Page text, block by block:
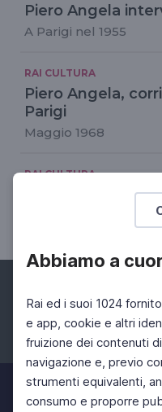
Abbiamo a
Rai ed i suoi 1024
e app, cookie e altri
fruizione dei contenuti
navigazione e, previo
strumenti equivalenti,
consumo e proporre
Piero Angela
A Parigi nel 1955
RAI CULTURA
Piero Angela,
Parigi
Maggio 1968
RAI CULTURA
Piero Angela e
Facebook